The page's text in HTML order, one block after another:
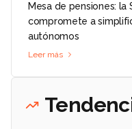
Mesa de pensiones: la
compromete a
autónomos
Leer más